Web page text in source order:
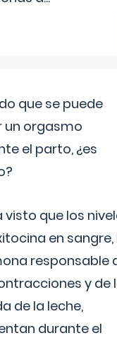
que se puede
un orgasmo
el parto, ¿es
visto que los
en sangre,
responsable
y de
de la leche,
durante el